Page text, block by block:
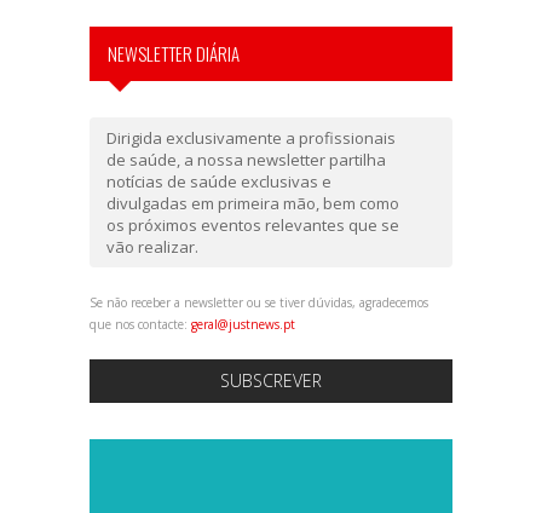
NEWSLETTER DIÁRIA
Dirigida exclusivamente a profissionais
de saúde, a nossa newsletter partilha
notícias de saúde exclusivas e
divulgadas em primeira mão, bem como
os próximos eventos relevantes que se
vão realizar.
Se não receber a newsletter ou se tiver dúvidas, agradecemos
que nos contacte: geral@justnews.pt
SUBSCREVER